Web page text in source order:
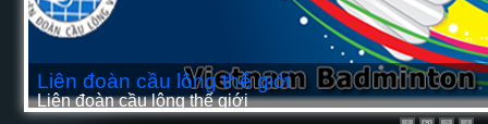
Liên đoàn cầu lông thế giới